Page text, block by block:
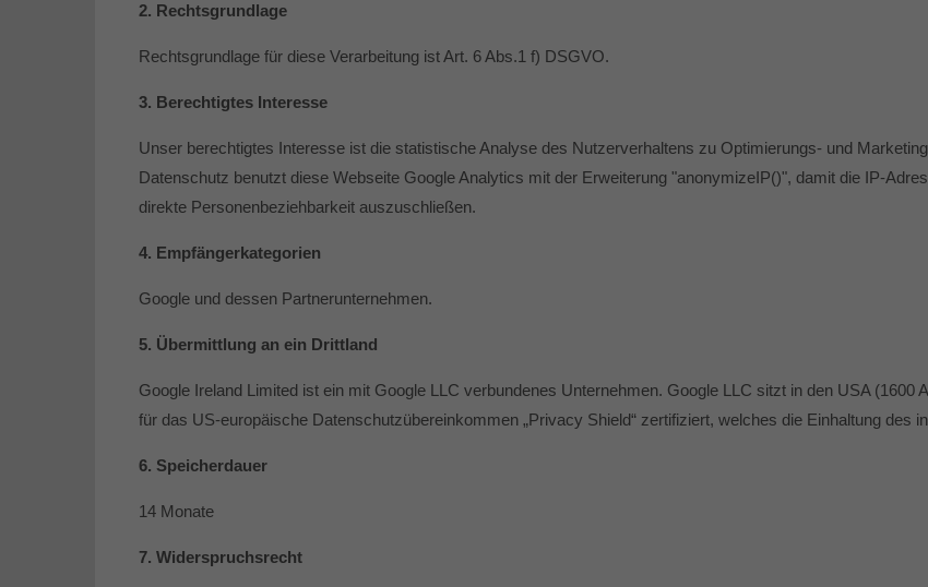
2. Rechtsgrundlage
Rechtsgrundlage für diese Verarbeitung ist Art. 6 Abs.1 f) DSGVO.
3. Berechtigtes Interesse
Unser berechtigtes Interesse ist die statistische Analyse des Nutzerverhaltens zu Optimierungs- und
Datenschutz benutzt diese Webseite Google Analytics mit der Erweiterung "anonymizeIP()", damit die IP-
direkte Personenbeziehbarkeit auszuschließen.
4. Empfängerkategorien
Google und dessen Partnerunternehmen.
5. Übermittlung an ein Drittland
Google Ireland Limited ist ein mit Google LLC verbundenes Unternehmen. Google LLC sitzt in den USA (1600
für das US-europäische Datenschutzübereinkommen „Privacy Shield“ zertifiziert, welches die Einhaltung des
6. Speicherdauer
14 Monate
7. Widerspruchsrecht